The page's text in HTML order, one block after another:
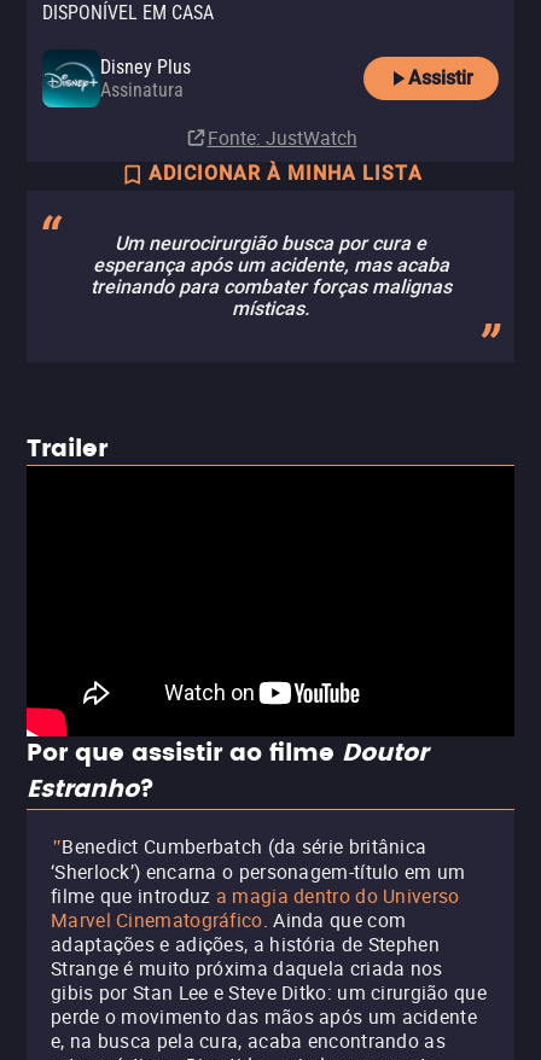
DISPONÍVEL EM CASA
Disney Plus
Assinatura
Assistir
Fonte: JustWatch
ADICIONAR À MINHA LISTA
Um neurocirurgião busca por cura e
esperança após um acidente, mas acaba
treinando para combater forças malignas
místicas.
Trailer
Por que assistir ao filme Doutor
Estranho?
"Benedict Cumberbatch (da série britânica
‘Sherlock’) encarna o personagem-título em um
filme que introduz a magia dentro do Universo
Marvel Cinematográfico. Ainda que com
adaptações e adições, a história de Stephen
Strange é muito próxima daquela criada nos
gibis por Stan Lee e Steve Ditko: um cirurgião que
perde o movimento das mãos após um acidente
e, na busca pela cura, acaba encontrando as